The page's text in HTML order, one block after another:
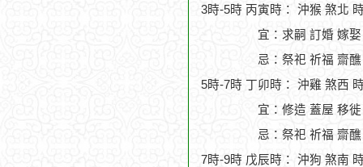
3時-5時 丙寅時： 沖猴 煞北
宜：求嗣 訂婚 嫁
忌：祭祀 祈福 齋
5時-7時 丁卯時： 沖雞 煞西
宜：修造 蓋屋 移
忌：祭祀 祈福 齋
7時-9時 戊辰時： 沖狗 煞南